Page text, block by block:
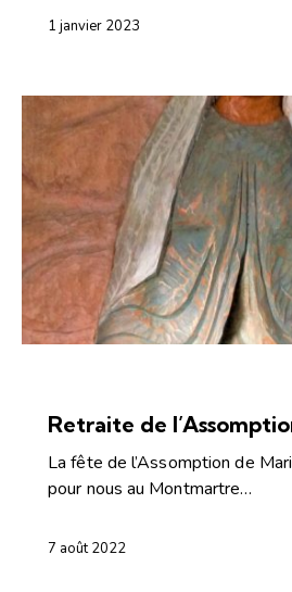
1 janvier 2023
Retraite de
La fête de l’Assomption de
pour nous au Montmartre…
7 août 2022